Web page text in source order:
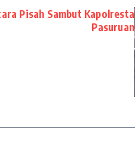
Pisah Sambut Kapolresta
Pasuruan